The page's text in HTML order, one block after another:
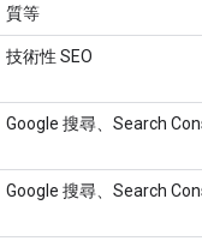
質等
技術性 SEO
Google 搜尋、Search
Google 搜尋、Search